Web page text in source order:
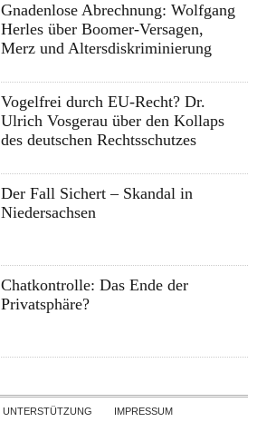
Gnadenlose Abrechnung: Wolfgang
Herles über Boomer-Versagen,
Merz und Altersdiskriminierung
Vogelfrei durch EU-Recht? Dr.
Ulrich Vosgerau über den Kollaps
des deutschen Rechtsschutzes
Der Fall Sichert – Skandal in
Niedersachsen
Chatkontrolle: Das Ende der
Privatsphäre?
Skip to content
UNTERSTÜTZUNG IMPRESSUM